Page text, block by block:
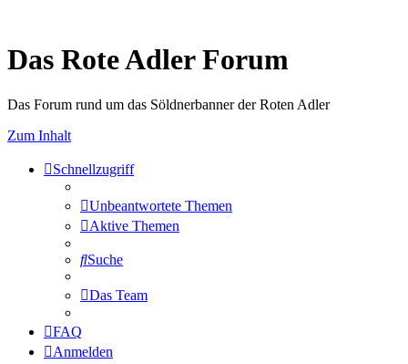
Das Rote Adler Forum
Das Forum rund um das Söldnerbanner der Roten Adler
Zum Inhalt
Schnellzugriff
Unbeantwortete Themen
Aktive Themen
Suche
Das Team
FAQ
Anmelden